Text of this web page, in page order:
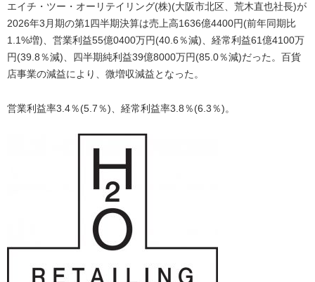
エイチ・ツー・オーリテイリング(株)(大阪市北区、荒木直也社長)が
2026年3月期の第1四半期決算は売上高1636億4400円(前年同期比
1.1%増)、営業利益55億0400万円(40.6％減)、経常利益61億4100万
円(39.8％減)、四半期純利益39億8000万円(85.0％減)だった。百貨
店事業の減益により、微増収減益となった。
営業利益率3.4％(5.7％)、経常利益率3.8％(6.3％)。